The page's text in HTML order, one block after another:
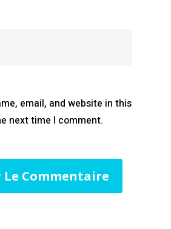
email, and website in this
next time I comment.